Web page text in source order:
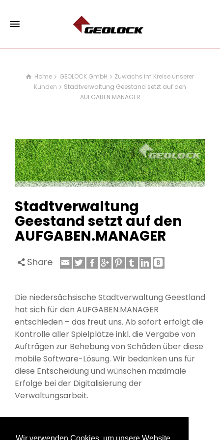
Home GEOLOCK GmbH
Zuwachs im Kreise unserer
Kunden
Stadtverwaltung Geestand setzt auf den
AUFGABEN.MANAGER
Stadtverwaltung
Geestand setzt auf den
AUFGABEN.MANAGER
Share
Die niedersächsische Stadtverwaltung Geestland
hat sich für den AUFGABEN.MANAGER
entschieden – das freut uns. Ab sofort erfolgt die
Kontrolle aller Spielplätze inkl. die Vergabe von
Aufträgen zur Behebung von Schäden über diese
mobile Software-Lösung. Wir bedanken uns für
diese Entscheidung und wünschen maximale
Erfolge bei der Digitalisierung der
Verwaltungsarbeit.